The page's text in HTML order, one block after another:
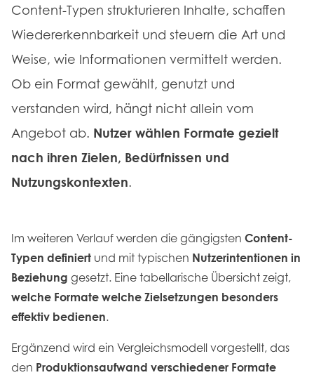
Content-Typen strukturieren Inhalte, schaffen
Wiedererkennbarkeit und steuern die Art und
Weise, wie Informationen vermittelt werden.
Ob ein Format gewählt, genutzt und
verstanden wird, hängt nicht allein vom
Angebot ab. Nutzer wählen Formate gezielt
nach ihren Zielen, Bedürfnissen und
Nutzungskontexten.
Im weiteren Verlauf werden die gängigsten Content-
Typen definiert und mit typischen Nutzerintentionen in
Beziehung gesetzt. Eine tabellarische Übersicht zeigt,
welche Formate welche Zielsetzungen besonders
effektiv bedienen.
Ergänzend wird ein Vergleichsmodell vorgestellt, das
den Produktionsaufwand verschiedener Formate